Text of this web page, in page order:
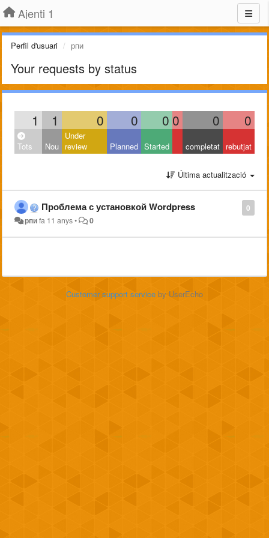
Ajenti 1
Perfil d'usuari рпи
Your requests by status
1 1 0 0 0 0 0 0
Tots Nou
Under
review
Planned Started completat rebutjat
Última actualització
0
Проблема с установкой Wordpress
рпиfa 11 anys• 0
Customer support service by UserEcho